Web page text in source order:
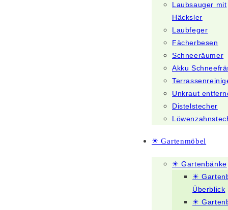
Laubsauger mit
Häcksler
Laubfeger
Fächerbesen
Schneeräumer
Akku
Unkraut
Distelstecher
☀ Gartenmöbel
☀ Gartenbänke
☀
Überblick
☀